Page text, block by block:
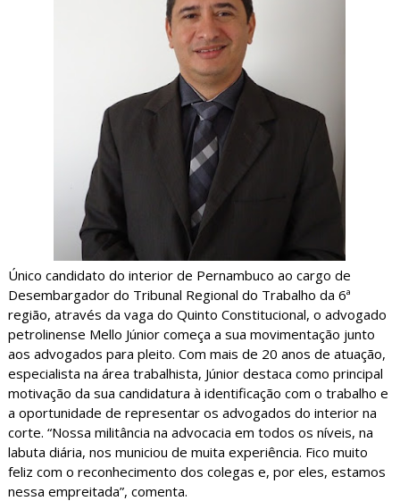
Único candidato do interior de Pernambuco ao cargo de
Desembargador do Tribunal Regional do Trabalho da 6ª
região, através da vaga do Quinto Constitucional, o advogado
petrolinense Mello Júnior começa a sua movimentação junto
aos advogados para pleito. Com mais de 20 anos de atuação,
especialista na área trabalhista, Júnior destaca como principal
motivação da sua candidatura à identificação com o trabalho e
a oportunidade de representar os advogados do interior na
corte. “Nossa militância na advocacia em todos os níveis, na
labuta diária, nos municiou de muita experiência. Fico muito
feliz com o reconhecimento dos colegas e, por eles, estamos
nessa empreitada”, comenta.